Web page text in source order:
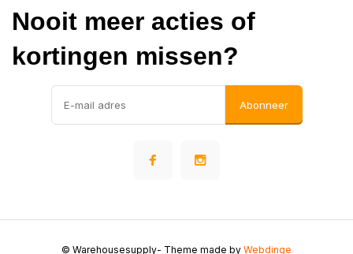
Nooit meer acties of
kortingen missen?
Abonneer
© Warehousesupply- Theme made by Webdinge